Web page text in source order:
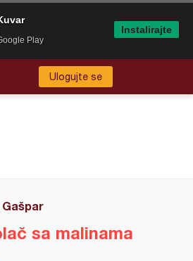
Ulogujte se
sa malinama
Play
Instalirajte